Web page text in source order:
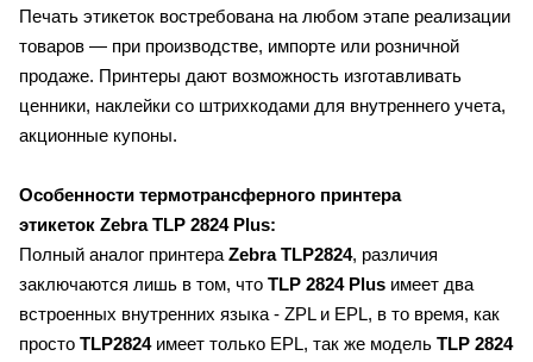
Печать этикеток востребована на любом этапе реализации
товаров — при производстве, импорте или розничной
продаже. Принтеры дают возможность изготавливать
ценники, наклейки со штрихкодами для внутреннего учета,
акционные купоны.
Особенности термотрансферного принтера
этикеток Zebra TLP 2824 Plus:
Полный аналог принтера Zebra TLP2824, различия
заключаются лишь в том, что TLP 2824 Plus имеет два
встроенных внутренних языка - ZPL и EPL, в то время, как
просто TLP2824имеет только EPL, так же модель TLP 2824